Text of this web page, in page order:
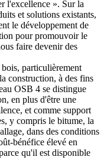
l'excellence ». Sur la
et solutions existants,
le développement de
pour promouvoir le
faire devenir des
particulièrement
construction, à des fins
OSB 4 se distingue
en plus d'être une
et comme support
y compris le bitume, la
dans des conditions
bénéfice élevé en
qu'il est disponible